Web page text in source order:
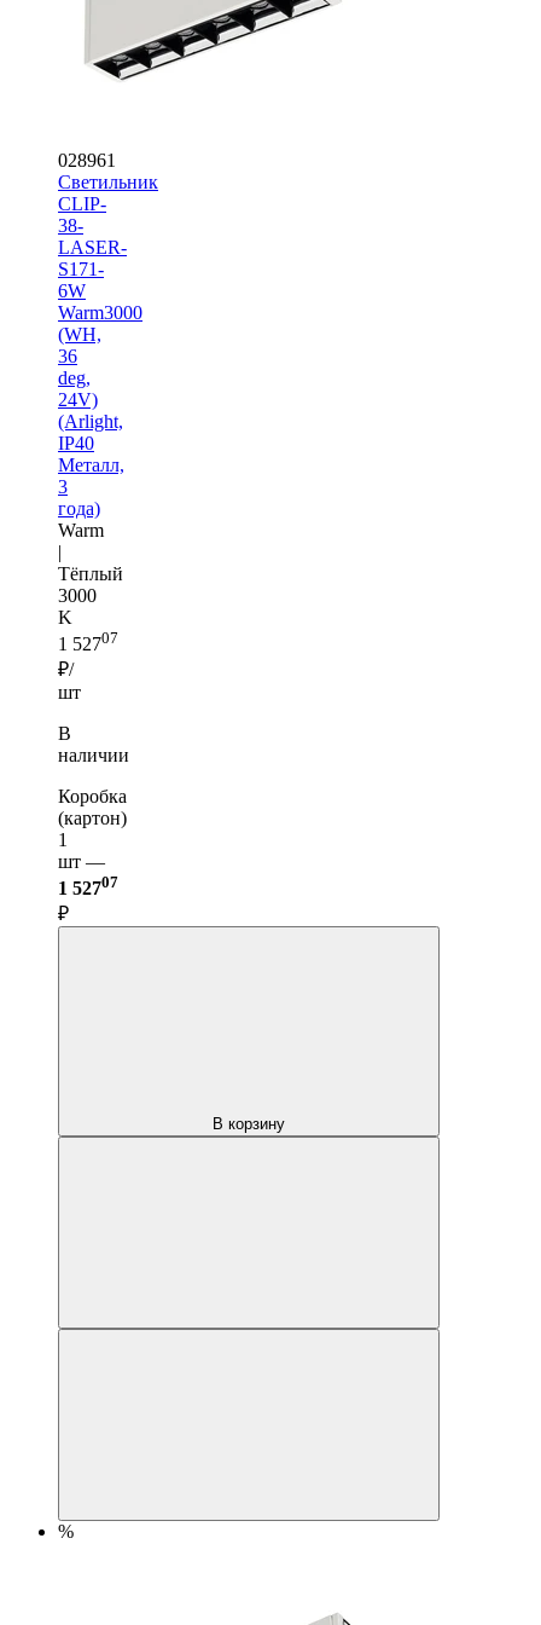
028961
Светильник
CLIP-
38-
LASER-
S171-
6W
Warm3000
(WH,
36
deg,
24V)
(Arlight,
IP40
Металл,
3
года)
Warm
|
Тёплый
3000
K
1 52707
₽/
шт
В
наличии
Коробка
(картон)
1
шт —
1 52707
₽
В корзину
%